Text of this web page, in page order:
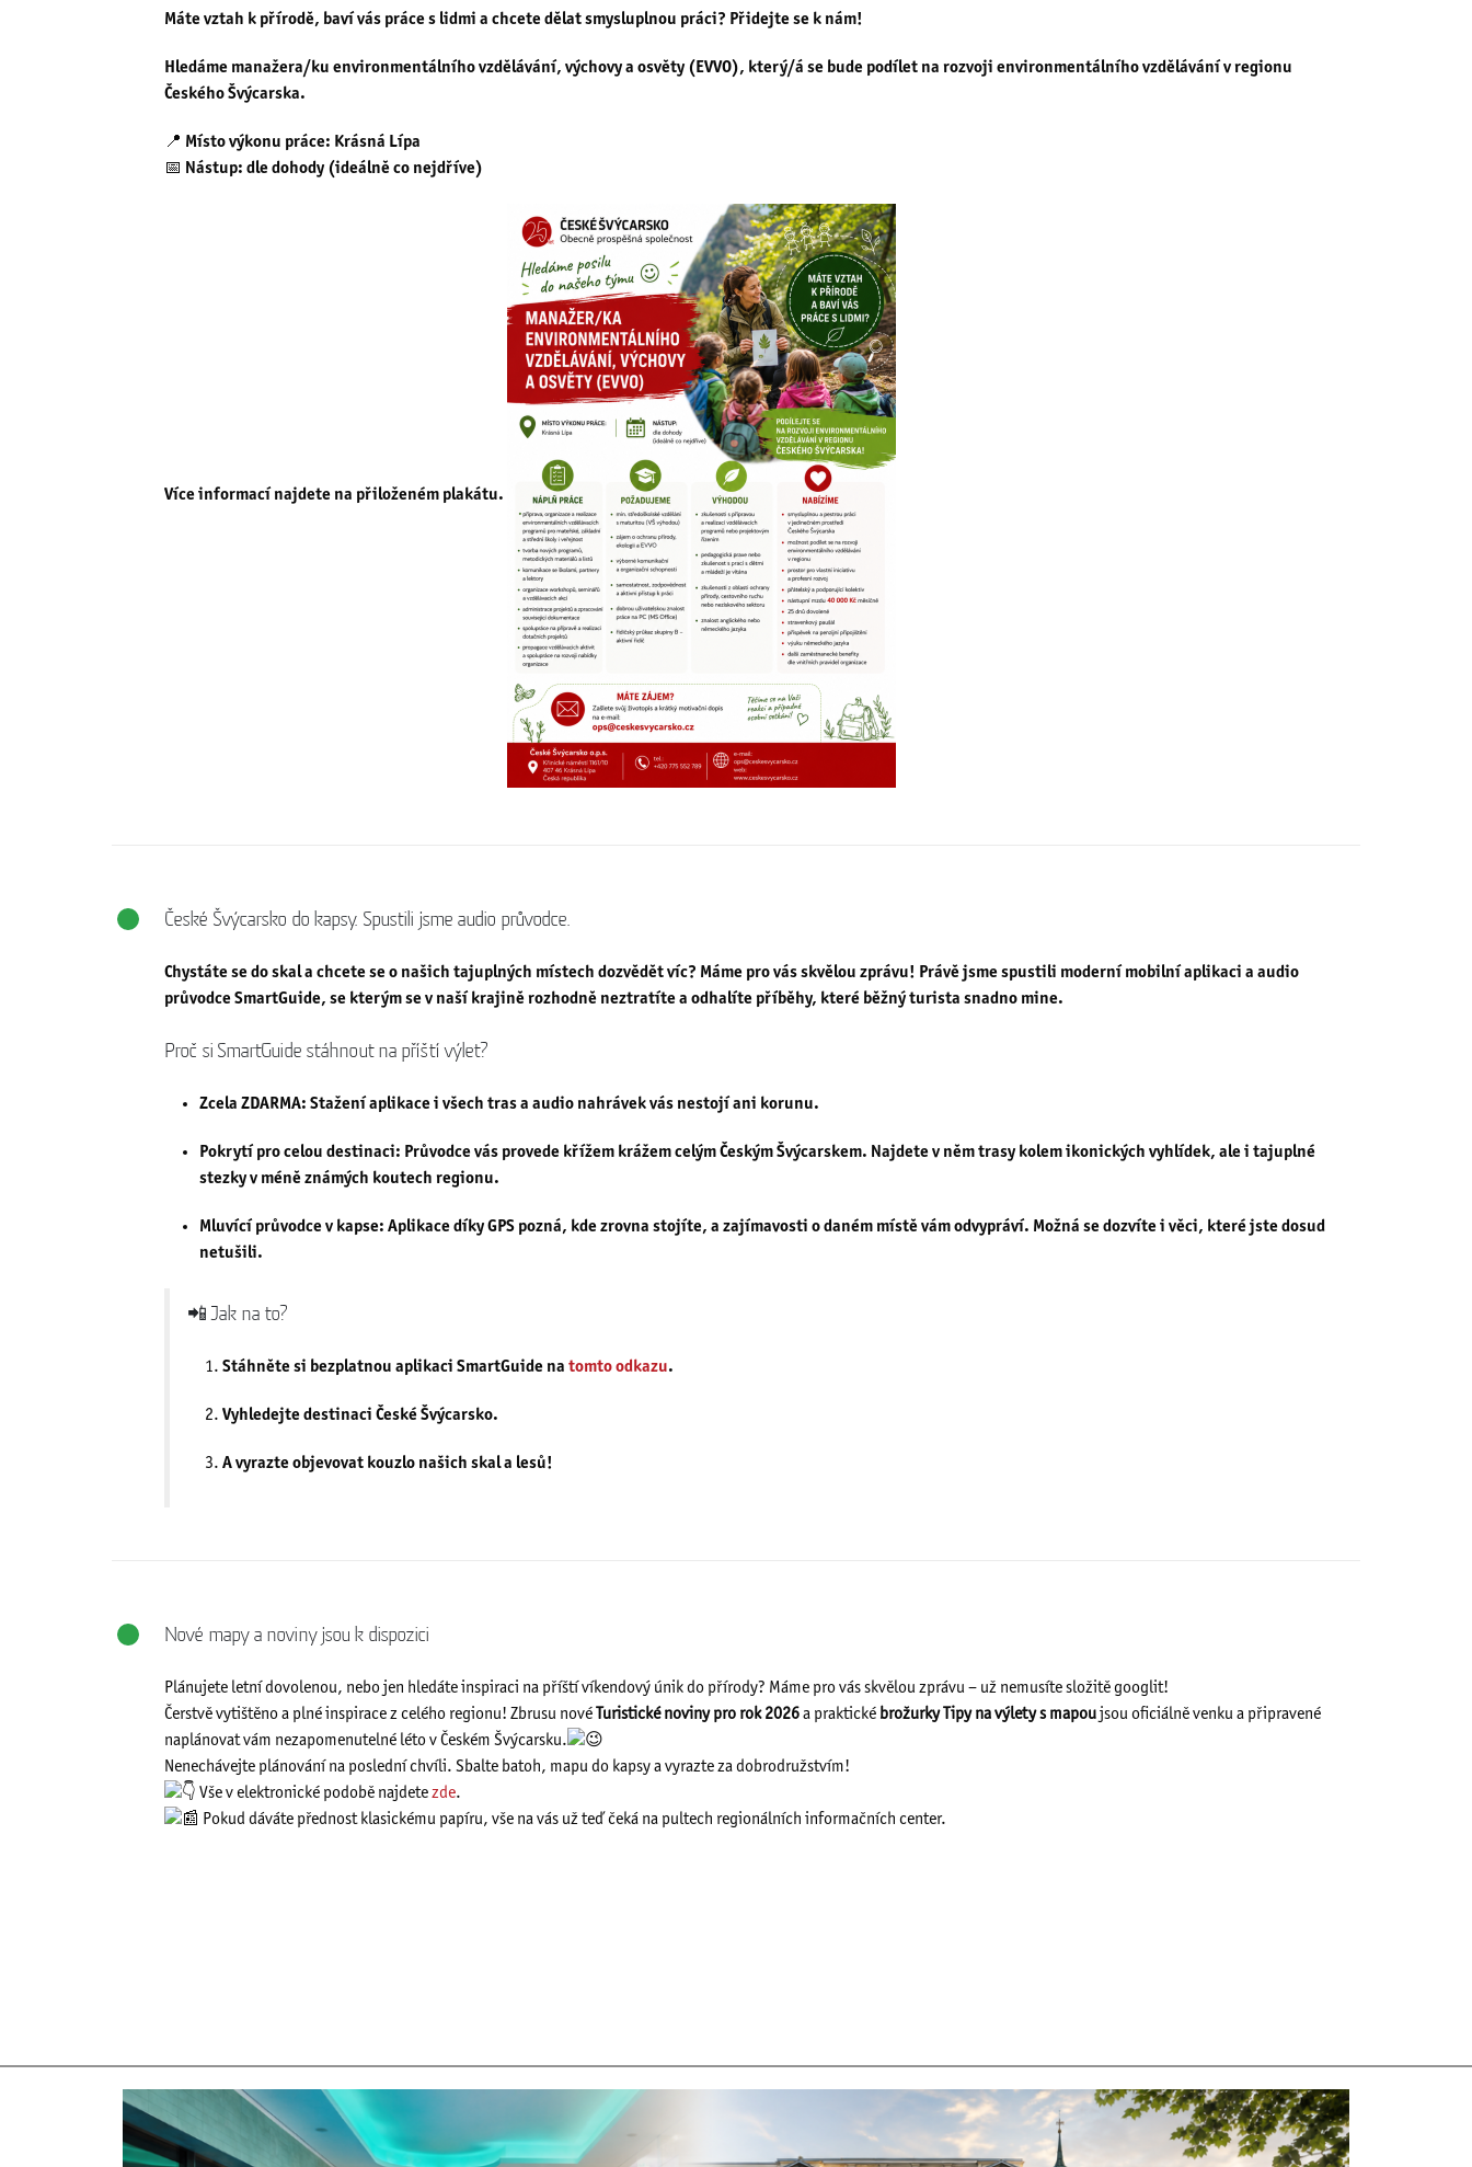
Máte vztah k přírodě, baví vás práce s lidmi a chcete dělat smysluplnou práci? Přidejte se k nám!
Hledáme manažera/ku environmentálního vzdělávání, výchovy a osvěty (EVVO), který/á se bude podílet na rozvoji environmentálního vzdělávání v regionu
Českého Švýcarska.
📍 Místo výkonu práce: Krásná Lípa
📅 Nástup: dle dohody (ideálně co nejdříve)
Více informací najdete na přiloženém plakátu.
České Švýcarsko do kapsy. Spustili jsme audio průvodce.
Chystáte se do skal a chcete se o našich tajuplných místech dozvědět víc? Máme pro vás skvělou zprávu! Právě jsme spustili moderní mobilní aplikaci a audio
průvodce SmartGuide, se kterým se v naší krajině rozhodně neztratíte a odhalíte příběhy, které běžný turista snadno mine.
Proč si SmartGuide stáhnout na příští výlet?
Zcela ZDARMA: Stažení aplikace i všech tras a audio nahrávek vás nestojí ani korunu.
Pokrytí pro celou destinaci: Průvodce vás provede křížem krážem celým Českým Švýcarskem. Najdete v něm trasy kolem ikonických vyhlídek, ale i tajuplné
stezky v méně známých koutech regionu.
Mluvící průvodce v kapse: Aplikace díky GPS pozná, kde zrovna stojíte, a zajímavosti o daném místě vám odvypráví. Možná se dozvíte i věci, které jste dosud
netušili.
📲 Jak na to?
Stáhněte si bezplatnou aplikaci SmartGuide na tomto odkazu.
Vyhledejte destinaci České Švýcarsko.
A vyrazte objevovat kouzlo našich skal a lesů!
Nové mapy a noviny jsou k dispozici
Plánujete letní dovolenou, nebo jen hledáte inspiraci na příští víkendový únik do přírody? Máme pro vás skvělou zprávu – už nemusíte složitě googlit!
Čerstvě vytištěno a plné inspirace z celého regionu! Zbrusu nové Turistické noviny pro rok 2026 a praktické brožurky Tipy na výlety s mapou jsou oficiálně venku a připravené
naplánovat vám nezapomenutelné léto v Českém Švýcarsku.
Nenechávejte plánování na poslední chvíli. Sbalte batoh, mapu do kapsy a vyrazte za dobrodružstvím!
Vše v elektronické podobě najdete zde.
Pokud dáváte přednost klasickému papíru, vše na vás už teď čeká na pultech regionálních informačních center.